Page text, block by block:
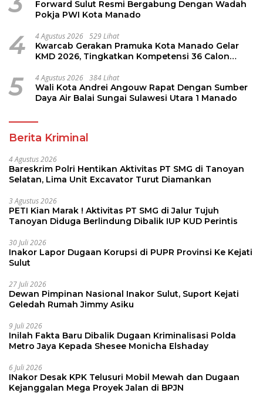
Forward Sulut Resmi Bergabung Dengan Wadah
Pokja PWI Kota Manado
4 4 Agustus 2026 529 Lihat
Kwarcab Gerakan Pramuka Kota Manado Gelar
KMD 2026, Tingkatkan Kompetensi 36 Calon
5 4 Agustus 2026 384 Lihat
Wali Kota Andrei Angouw Rapat Dengan Sumber
Daya Air Balai Sungai Sulawesi Utara 1 Manado
Berita Kriminal
4 Agustus 2026
Bareskrim Polri Hentikan Aktivitas PT SMG di Tanoyan
Selatan, Lima Unit Excavator Turut Diamankan
3 Agustus 2026
PETI Kian Marak ! Aktivitas PT SMG di Jalur Tujuh
Tanoyan Diduga Berlindung Dibalik IUP KUD Perintis
30 Juli 2026
Inakor Lapor Dugaan Korupsi di PUPR Provinsi Ke Kejati
Sulut
27 Juli 2026
Dewan Pimpinan Nasional Inakor Sulut, Suport Kejati
Geledah Rumah Jimmy Asiku
9 Juli 2026
Inilah Fakta Baru Dibalik Dugaan Kriminalisasi Polda
Metro Jaya Kepada Shesee Monicha Elshaday
6 Juli 2026
INakor Desak KPK Telusuri Mobil Mewah dan Dugaan
Kejanggalan Mega Proyek Jalan di BPJN